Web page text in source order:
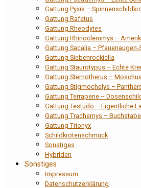
Gattung Pyxis –
Gattung Rafetus
Gattung Rheodytes
Gattung Rhinoclemmys –
Gattung Sacalia –
Gattung Siebenrockiella
Gattung Staurotypus – Echte
Gattung Sternotherus –
Gattung Stigmochelys –
Gattung Terrapene –
Gattung Testudo – Eigentliche
Gattung Trachemys –
Gattung Trionyx
Schildkrötenschmuck
Sonstiges
Hybriden
Sonstiges
Impressum
Datenschutzerklärung